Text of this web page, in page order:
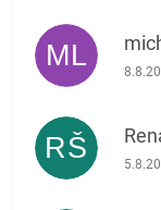
ML
RŠ